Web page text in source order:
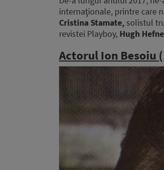
internaţionale, printre care
Cristina Stamate, solistul
revistei Playboy, Hugh
Actorul Ion Besoiu